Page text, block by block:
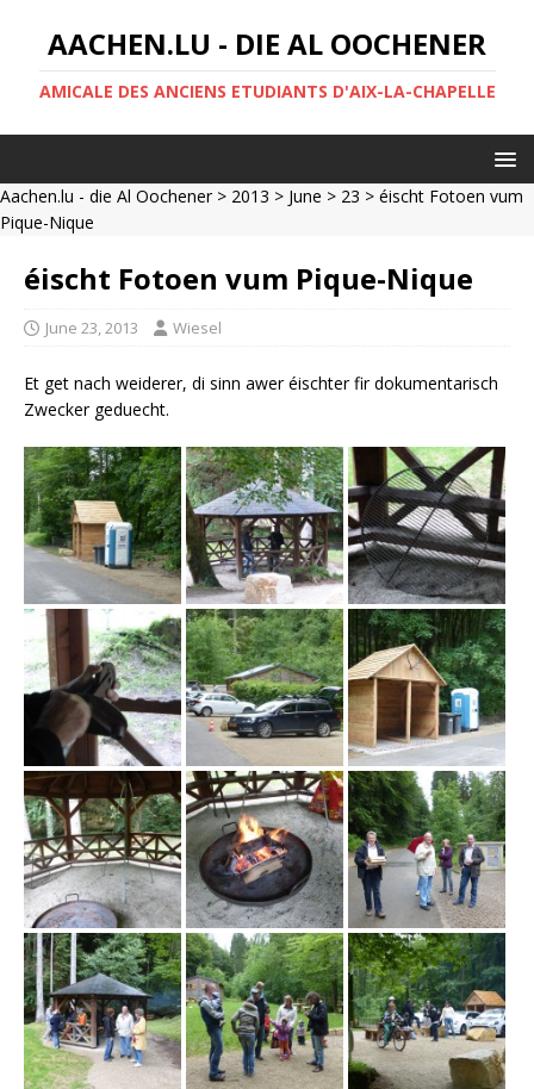
AACHEN.LU - DIE AL OOCHENER
AMICALE DES ANCIENS ETUDIANTS D'AIX-LA-CHAPELLE
Aachen.lu - die Al Oochener> 2013 > June > 23 > éischt Fotoen vum
Pique-Nique
éischt Fotoen vum Pique-Nique
June 23, 2013 Wiesel
Et get nach weiderer, di sinn awer éischter fir dokumentarisch
Zwecker geduecht.